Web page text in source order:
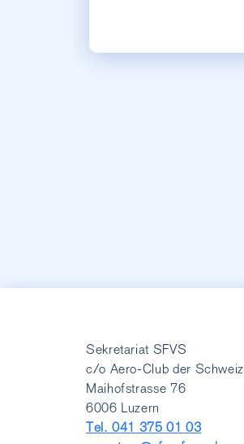
Sekretariat SFVS
c/o Aero-Club der Schweiz
Maihofstrasse 76
6006 Luzern
Tel. 041 375 01 03